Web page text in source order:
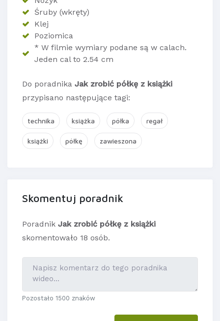
Śruby (wkręty)
Klej
Poziomica
* W filmie wymiary podane są w calach.
Jeden cal to 2.54 cm
Do poradnika Jak zrobić półkę z książki
przypisano następujące tagi:
technika książka półka regał
książki półkę zawieszona
Skomentuj poradnik
Poradnik Jak zrobić półkę z książki
skomentowało 18 osób.
Pozostało 1500 znaków